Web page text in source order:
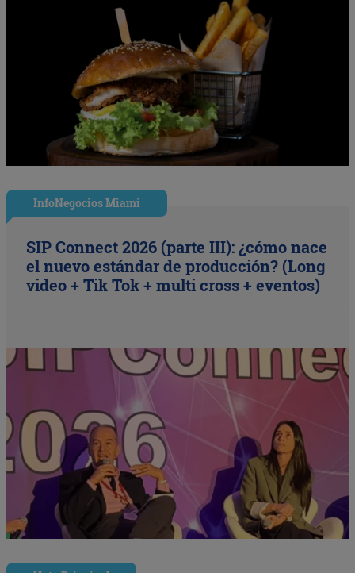
InfoNegocios Miami
SIP Connect 2026 (parte III): ¿cómo nace
el nuevo estándar de producción? (Long
video + Tik Tok + multi cross + eventos)